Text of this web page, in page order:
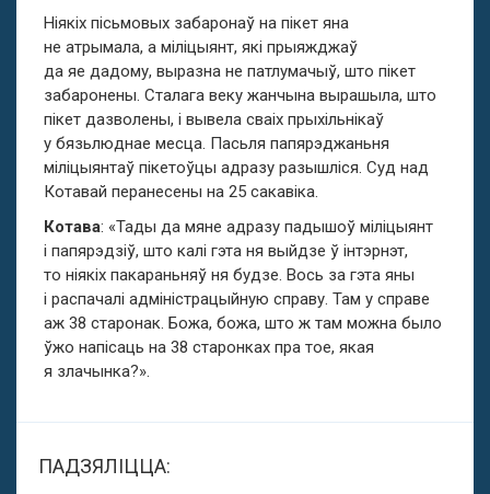
Ніякіх пісьмовых забаронаў на пікет яна
не атрымала, а міліцыянт, які прыяжджаў
да яе дадому, выразна не патлумачыў, што пікет
забаронены. Сталага веку жанчына вырашыла, што
пікет дазволены, і вывела сваіх прыхільнікаў
у бязьлюднае месца. Пасьля папярэджаньня
міліцыянтаў пікетоўцы адразу разышліся. Суд над
Котавай перанесены на 25 сакавіка.
Котава: «Тады да мяне адразу падышоў міліцыянт
і папярэдзіў, што калі гэта ня выйдзе ў інтэрнэт,
то ніякіх пакараньняў ня будзе. Вось за гэта яны
і распачалі адміністрацыйную справу. Там у справе
аж 38 старонак. Божа, божа, што ж там можна было
ўжо напісаць на 38 старонках пра тое, якая
я злачынка?».
ПАДЗЯЛІЦЦА: